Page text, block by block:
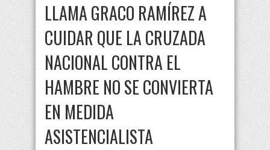
LLAMA GRACO RAMÍREZ A
CUIDAR QUE LA CRUZADA
NACIONAL CONTRA EL
HAMBRE NO SE CONVIERTA
EN MEDIDA
ASISTENCIALISTA